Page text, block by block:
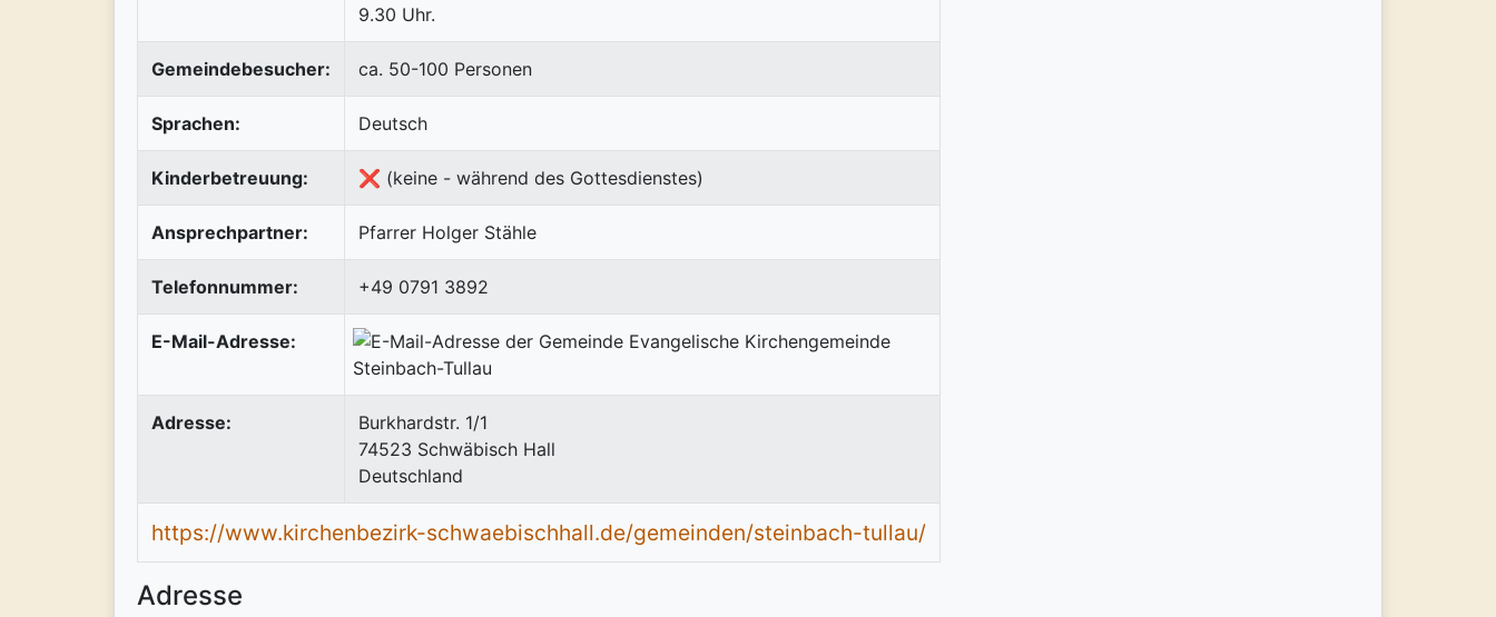
9.30 Uhr.
Gemeindebesucher: ca. 50-100 Personen
Sprachen: Deutsch
Kinderbetreuung: ❌ (keine - während des Gottesdienstes)
Ansprechpartner: Pfarrer Holger Stähle
Telefonnummer: +49 0791 3892
E-Mail-Adresse:
Adresse:
Burkhardstr. 1/1
74523 Schwäbisch Hall
Deutschland
https://www.kirchenbezirk-schwaebischhall.de/gemeinden/steinbach-tullau/
Adresse